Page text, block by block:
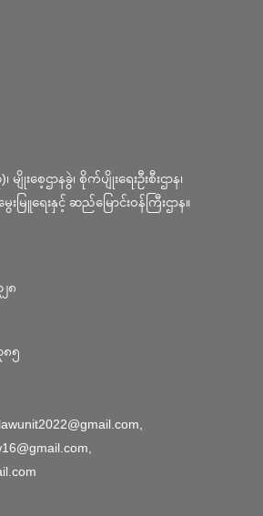
ျိုးစေ့ဌာနခွဲ၊ စိုက်ပျိုးရေးဦးစီးဌာန၊
ေးမြူရေးနှင့် ဆည်မြောင်း၀န်ကြီးဌာန။
၈
၈၅